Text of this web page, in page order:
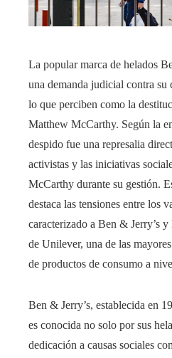
La popular marca de helados
una demanda judicial contra su
lo que perciben como la
Matthew McCarthy. Según la
despido fue una represalia
activistas y las iniciativas
McCarthy durante su gestión.
destaca las tensiones entre los
caracterizado a Ben & Jerry’s y
de Unilever, una de las
de productos de consumo a
Ben & Jerry’s, establecida en
es conocida no solo por sus
dedicación a causas sociales